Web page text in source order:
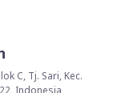
C, Tj. Sari, Kec.
Indonesia